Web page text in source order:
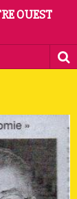
OUEST